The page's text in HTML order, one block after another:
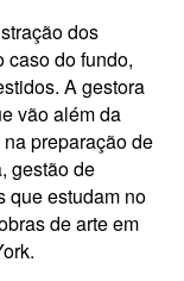
dos
caso do fundo,
A gestora
vão além da
preparação de
gestão de
que estudam no
de arte em